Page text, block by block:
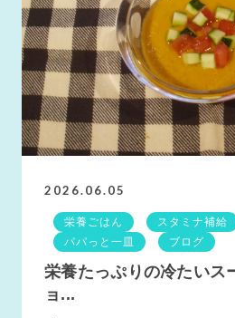
2026.06.05
栄養ごはん スタミナ補給
パパっと一皿
ブログ
栄養たっぷりの冷たいス
ョ...